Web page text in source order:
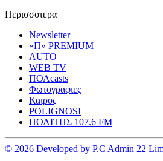
Περισσοτερα
Newsletter
«Π» PREMIUM
AUTO
WEB TV
ΠΟΛcasts
Φωτογραφιες
Καιρος
POLIGNOSI
ΠΟΛΙΤΗΣ 107.6 FM
© 2026 Developed by P.C Admin 22